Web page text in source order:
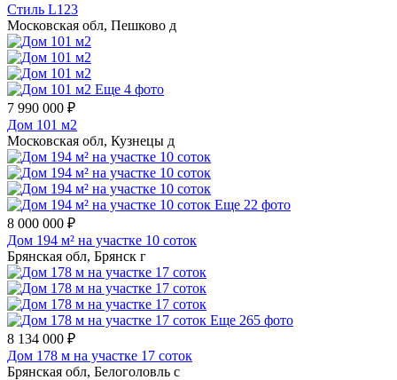
Стиль L123
Московская обл, Пешково д
Еще 4 фото
7 990 000 ₽
Дом 101 м2
Московская обл, Кузнецы д
Еще 22 фото
8 000 000 ₽
Дом 194 м² на участке 10 соток
Брянская обл, Брянск г
Еще 265 фото
8 134 000 ₽
Дом 178 м на участке 17 соток
Брянская обл, Белоголовль с